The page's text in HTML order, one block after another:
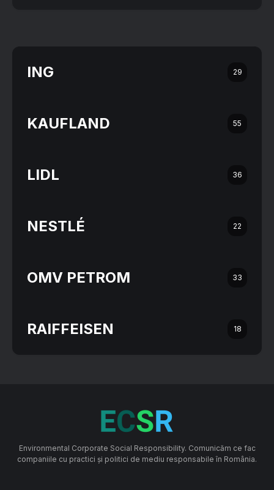
ING 29
KAUFLAND 55
LIDL 36
NESTLÉ 22
OMV PETROM 33
RAIFFEISEN 18
Environmental Corporate Social Responsibility. Comunicăm ce fac
companiile cu practici și politici de mediu responsabile în România.